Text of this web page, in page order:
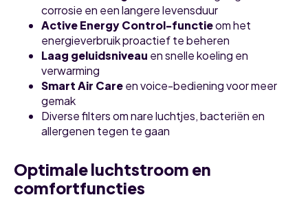
corrosie en een langere levensduur
Active Energy Control-functieom het
energieverbruik proactief te beheren
Laag geluidsniveau en snelle koeling en
verwarming
Smart Air Careen voice-bediening voor meer
gemak
Diverse filters om nare luchtjes, bacteriën en
allergenen tegen te gaan
Optimale luchtstroom en
comfortfuncties